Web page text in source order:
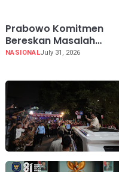
Prabowo Komitmen
Bereskan Masalah
Sampah demi Harga Diri
NASIONALJuly 31, 2026